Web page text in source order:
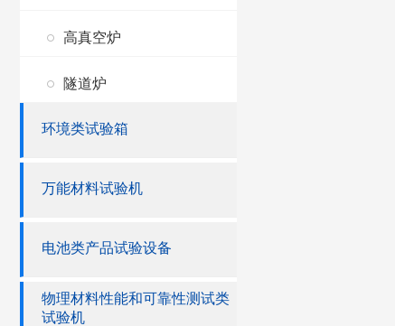
高真空炉
隧道炉
环境类试验箱
万能材料试验机
电池类产品试验设备
物理材料性能和可靠性测试类
试验机